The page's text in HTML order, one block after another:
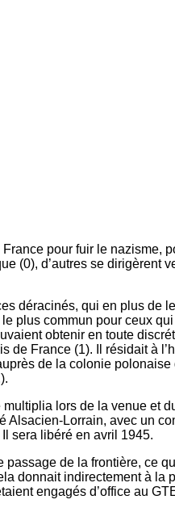
pour fuir le nazisme,
(0), d’autres se dirigèrent
déracinés, qui en plus de
plus commun pour ceux qui
obtenir en toute
France (1). Il résidait à
de la colonie
lors de la venue et
Alsacien-Lorrain, avec un
sera libéré en avril 1945.
de la frontière, ce
donnait indirectement à la
engagés d’office au